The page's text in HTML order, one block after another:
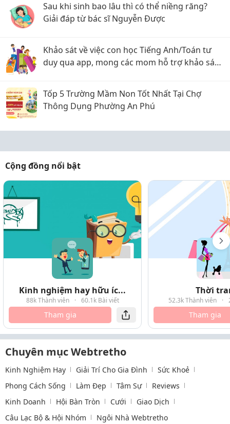
Sau khi sinh bao lâu thì có thể niềng răng?
Giải đáp từ bác sĩ Nguyễn Được
Khảo sát về việc con học Tiếng Anh/Toán tư
duy qua app, mong các mom hỗ trợ khảo sát
Tốp 5 Trường Mầm Non Tốt Nhất Tại Chợ
Thông Dụng Phường An Phú
Cộng đồng nổi bật
Kinh nghiệm hay hữu íc...
88k Thành viên · 60.1k Bài viết
Tham gia
Thời
52.3k Thành viên ·
Tham gia
Chuyên mục Webtretho
Kinh Nghiệm Hay Giải Trí Cho Gia Đình
Sức Khoẻ
Phong Cách Sống
Làm Đẹp Tâm Sự
Reviews
Kinh Doanh
Hội Bàn Tròn Cưới
Giao Dịch
Câu Lạc Bộ & Hội Nhóm
Ngôi Nhà Webtretho